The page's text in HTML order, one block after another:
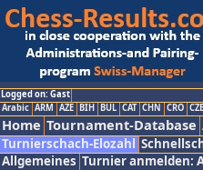
Logged on: Gast
Arabic ARM AZE BIH BUL CAT CHN CRO CZE
Home Tournament-Database
Turnierschach-Elozahl
Allgemeines Turnier anmelden: